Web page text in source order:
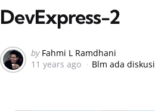
DevExpress-2
Posted
by
by Fahmi L Ramdhani
11 years ago
Blm ada diskusi